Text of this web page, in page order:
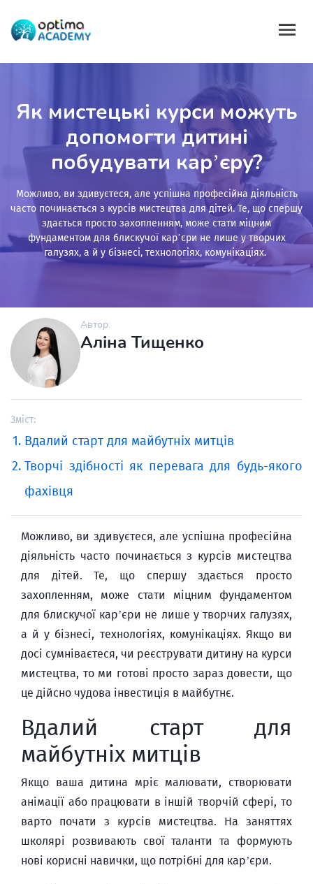
Як мистецькі курси можуть
допомогти дитині
побудувати кар’єру?
Можливо, ви здивуєтеся, але успішна професійна діяльність
часто починається з курсів мистецтва для дітей. Те, що спершу
здається просто захопленням, може стати міцним
фундаментом для блискучої кар’єри не лише у творчих
галузях, а й у бізнесі, технологіях, комунікаціях.
Автор:
Аліна Тищенко
Зміст:
Вдалий старт для майбутніх митців
Творчі здібності як перевага для будь-якого
фахівця
Можливо, ви здивуєтеся, але успішна професійна
діяльність часто починається з курсів мистецтва
для дітей. Те, що спершу здається просто
захопленням, може стати міцним фундаментом
для блискучої кар’єри не лише у творчих галузях,
а й у бізнесі, технологіях, комунікаціях. Якщо ви
досі сумніваєтеся, чи реєструвати дитину на курси
мистецтва, то ми готові просто зараз довести, що
це дійсно чудова інвестиція в майбутнє.
Вдалий старт для
майбутніх митців
Якщо ваша дитина мріє малювати, створювати
анімації або працювати в іншій творчій сфері, то
варто почати з курсів мистецтва. На заняттях
школярі розвивають свої таланти та формують
нові корисні навички, що потрібні для кар’єри.